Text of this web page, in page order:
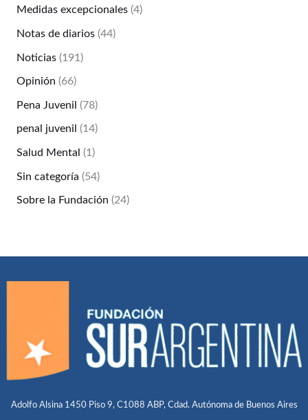
Medidas excepcionales(4)
Notas de diarios(44)
Noticias(191)
Opinión (66)
Pena Juvenil (78)
penal juvenil (14)
Salud Mental (1)
Sin categoría (54)
Sobre la Fundación (24)
Adolfo Alsina 1450 Piso 9, C1088 ABP, Cdad. Autónoma de Buenos Aires